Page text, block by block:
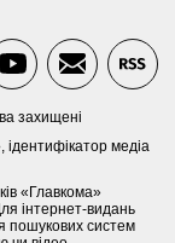
захищені
медіа
«Главкома»
інтернет-видань
пошукових систем